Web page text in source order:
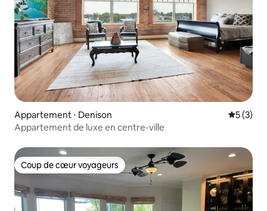
Appartement ⋅ Denison
5 (3)
Appartement de luxe en centre-ville
Coup de cœur voyageurs
Coup de cœur voyageurs